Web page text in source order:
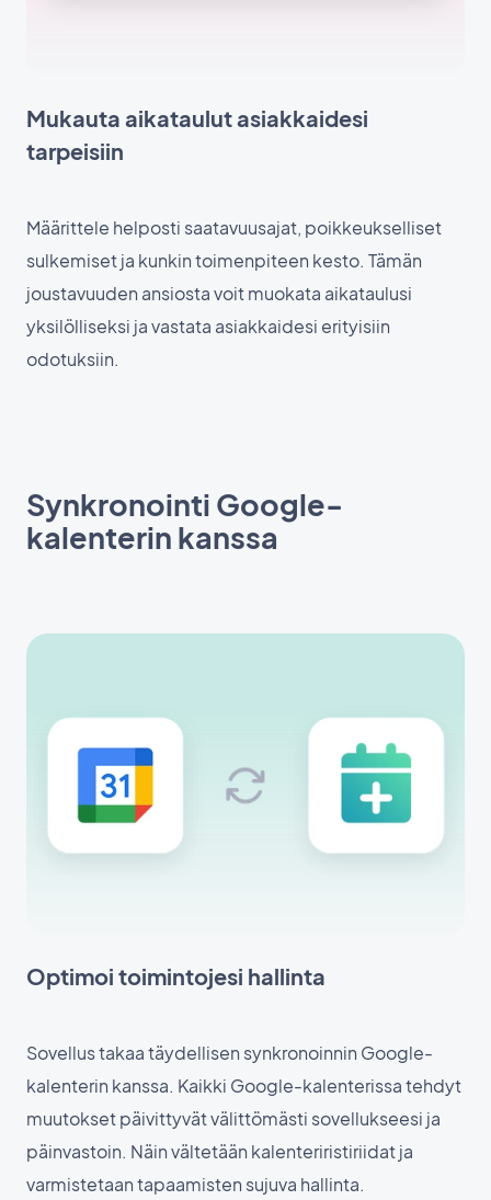
Mukauta aikataulut asiakkaidesi
tarpeisiin
Määrittele helposti saatavuusajat, poikkeukselliset
sulkemiset ja kunkin toimenpiteen kesto. Tämän
joustavuuden ansiosta voit muokata aikataulusi
yksilölliseksi ja vastata asiakkaidesi erityisiin
odotuksiin.
Synkronointi Google-
kalenterin kanssa
Optimoi toimintojesi hallinta
Sovellus takaa täydellisen synkronoinnin Google-
kalenterin kanssa. Kaikki Google-kalenterissa tehdyt
muutokset päivittyvät välittömästi sovellukseesi ja
päinvastoin. Näin vältetään kalenteriristiriidat ja
varmistetaan tapaamisten sujuva hallinta.